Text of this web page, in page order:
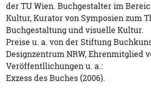
der TU Wien. Buchgestalter im
Kultur, Kurator von Symposien zum
Buchgestaltung und visuelle Kultur.
Preise u. a. von der Stiftung
Designzentrum NRW, Ehrenmitglied
Veröffentllichungen u. a.:
Exzess des Buches (2006).